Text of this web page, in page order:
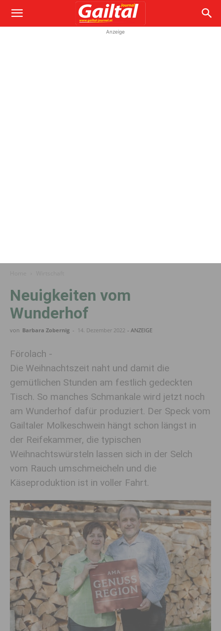
Anzeige
Neuigkeiten vom
Wunderhof
von Barbara Zobernig - 14. Dezember 2022 - ANZEIGE
Förolach -
Die Weihnachtszeit naht und damit die
gemütlichen Stunden am festlich gedeckten
Tisch. So manches Schmankale wird jetzt noch
am Wunderhof dafür produziert. Der Speck vom
Gailtaler Molkeschwein hängt schon längst in
der Reifekammer, die typischen
Weihnachtswürsteln lassen sich in der Selch
vom Rauch umschmeicheln und die
Käseproduktion ist in voller Fahrt.